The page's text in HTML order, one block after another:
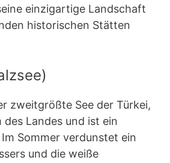
einzigartige Landschaft
historischen Stätten
zweitgrößte See der Türkei,
Landes und ist ein
Sommer verdunstet ein
und die weiße